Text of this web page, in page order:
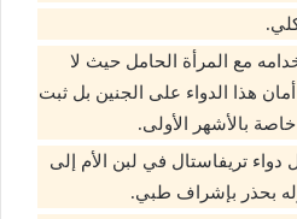
مع المرأة الحامل حيث لا
هذا الدواء على الجنين بل ثبت
بالأشهر الأولى.
دواء تريفاستال في لبن الأم إلى
بحذر بإشراف طبي.